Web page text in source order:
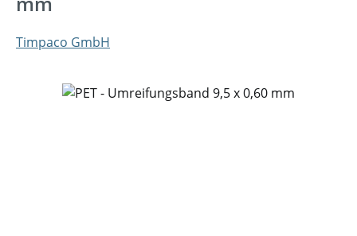
Timpaco GmbH
Bildergalerie überspringen